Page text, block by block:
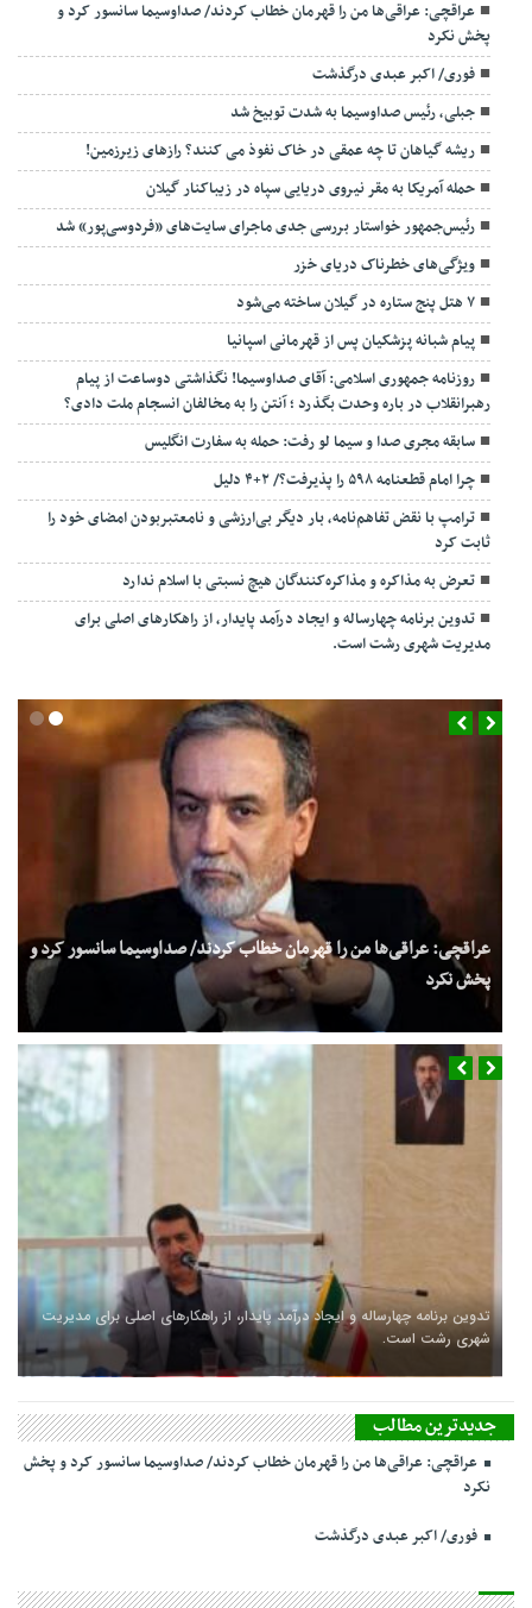
عراقچی: عراقی‌ها من را قهرمان خطاب کردند/ صداوسیما سانسور کرد و
پخش نکرد
فوری/ اکبر عبدی درگذشت
جبلی، رئیس صداوسیما به شدت توبیخ شد
ریشه گیاهان تا چه عمقی در خاک نفوذ می کنند؟ رازهای زیرزمین!
حمله آمریکا به مقر نیروی دریایی سپاه در زیباکنار گیلان
رئیس‌جمهور خواستار بررسی جدی ماجرای سایت‌های «فردوسی‌پور» شد
ویژگی‌های خطرناک دریای خزر
۷ هتل پنج ستاره در گیلان ساخته می‌شود
پیام شبانه پزشکیان پس از قهرمانی اسپانیا
روزنامه جمهوری اسلامی: آقای صداوسیما! نگذاشتی دوساعت از پیام
رهبرانقلاب در باره وحدت بگذرد ؛ آنتن را به مخالفان انسجام ملت دادی؟
سابقه مجری صدا و سیما لو رفت: حمله به سفارت انگلیس
چرا امام قطعنامه ۵۹۸ را پذیرفت؟/ ۲+۴ دلیل
ترامپ با نقض تفاهم‌نامه، بار دیگر بی‌ارزشی و نامعتبربودن امضای خود را
ثابت کرد
تعرض به مذاکره و مذاکره‌کنندگان هیچ نسبتی با اسلام ندارد
تدوین برنامه چهارساله و ایجاد درآمد پایدار، از راهکارهای اصلی برای
مدیریت شهری رشت است.
عراقچی: عراقی‌ها من را قهرمان خطاب کردند/ صداوسیما سانسور کرد و
پخش نکرد
تدوین برنامه چهارساله و ایجاد درآمد پایدار، از راهکارهای اصلی برای مدیریت
شهری رشت است.
جدیدترین مطالب
عراقچی: عراقی‌ها من را قهرمان خطاب کردند/ صداوسیما سانسور کرد و پخش
نکرد
فوری/ اکبر عبدی درگذشت